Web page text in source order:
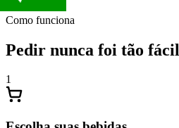
Como funciona
Pedir nunca foi tão fácil
1